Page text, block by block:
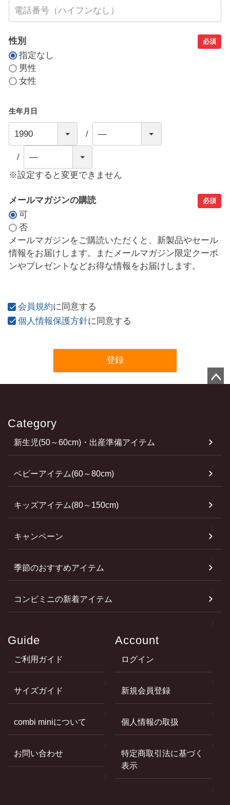
性別 必須
指定なし
男性
女性
生年月日
※設定すると変更できません
メールマガジンの購読 必須
可
否
メールマガジンをご購読いただくと、新製品やセール
情報をお届けします。またメールマガジン限定クーポ
ンやプレゼントなどお得な情報をお届けします。
会員規約に同意する
個人情報保護方針に同意する
登録
ッ
プ
へ
Category
新生児(50～60cm)・出産準備アイテム
ベビーアイテム(60～80cm)
キッズアイテム(80～150cm)
キャンペーン
季節のおすすめアイテム
コンビミニの新着アイテム
Guide
ご利用ガイド
サイズガイド
combi miniについて
お問い合わせ
Account
ログイン
新規会員登録
個人情報の取扱
特定商取引法に基づく
表示